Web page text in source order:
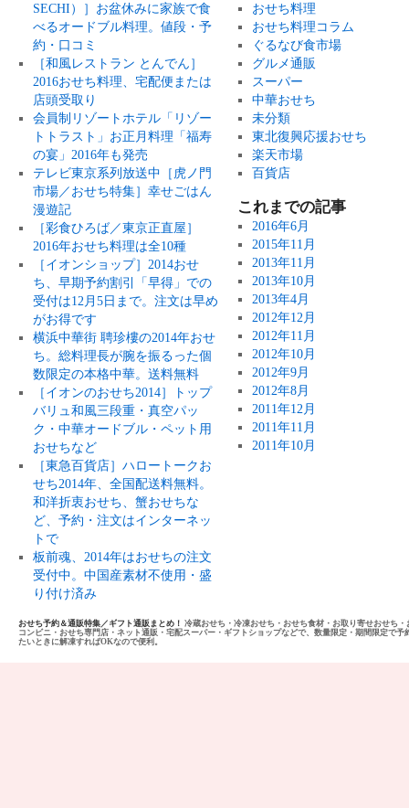
SECHI）］お盆休みに家族で食
べるオードブル料理。値段・予
約・口コミ
［和風レストラン とんでん］
2016おせち料理、宅配便または
店頭受取り
会員制リゾートホテル「リゾー
トトラスト」お正月料理「福寿
の宴」2016年も発売
テレビ東京系列放送中［虎ノ門
市場／おせち特集］幸せごはん
漫遊記
［彩食ひろば／東京正直屋］
2016年おせち料理は全10種
［イオンショップ］2014おせ
ち、早期予約割引「早得」での
受付は12月5日まで。注文は早め
がお得です
横浜中華街 聘珍樓の2014年おせ
ち。総料理長が腕を振るった個
数限定の本格中華。送料無料
［イオンのおせち2014］トップ
バリュ和風三段重・真空パッ
ク・中華オードブル・ペット用
おせちなど
［東急百貨店］ハロートークお
せち2014年、全国配送料無料。
和洋折衷おせち、蟹おせちな
ど、予約・注文はインターネッ
トで
板前魂、2014年はおせちの注文
受付中。中国産素材不使用・盛
り付け済み
おせち料理
おせち料理コラム
ぐるなび食市場
グルメ通販
スーパー
中華おせち
未分類
東北復興応援おせち
楽天市場
百貨店
これまでの記事
2016年6月
2015年11月
2013年11月
2013年10月
2013年4月
2012年12月
2012年11月
2012年10月
2012年9月
2012年8月
2011年12月
2011年11月
2011年10月
おせち予約＆通販特集／ギフト通販まとめ！ 冷蔵おせち・冷凍おせち・おせち食材・お取り寄せおせち
コンビニ・おせち専門店・ネット通販・宅配スーパー・ギフトショップなどで、数量限定・期間限定で
たいときに解凍すればOKなので便利。